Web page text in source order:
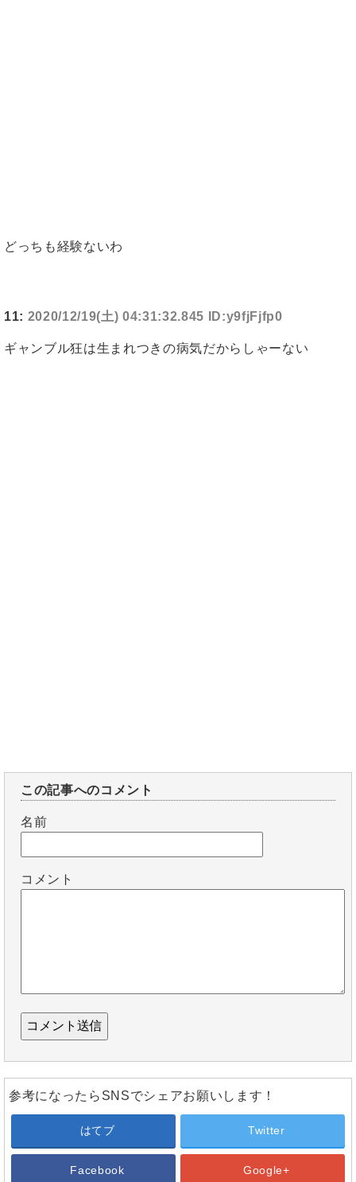
どっちも経験ないわ
11: 2020/12/19(土) 04:31:32.845 ID:y9fjFjfp0
ギャンブル狂は生まれつきの病気だからしゃーない
この記事へのコメント
名前
コメント
参考になったらSNSでシェアお願いします！
はてブ Twitter
Facebook Google+